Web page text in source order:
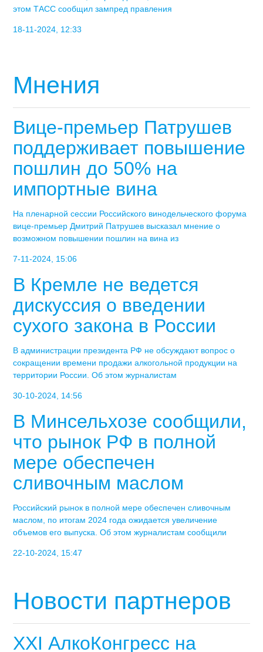
этом ТАСС сообщил зампред правления
18-11-2024, 12:33
Мнения
Вице-премьер Патрушев
поддерживает повышение
пошлин до 50% на
импортные вина
На пленарной сессии Российского винодельческого форума
вице-премьер Дмитрий Патрушев высказал мнение о
возможном повышении пошлин на вина из
7-11-2024, 15:06
В Кремле не ведется
дискуссия о введении
сухого закона в России
В администрации президента РФ не обсуждают вопрос о
сокращении времени продажи алкогольной продукции на
территории России. Об этом журналистам
30-10-2024, 14:56
В Минсельхозе сообщили,
что рынок РФ в полной
мере обеспечен
сливочным маслом
Российский рынок в полной мере обеспечен сливочным
маслом, по итогам 2024 года ожидается увеличение
объемов его выпуска. Об этом журналистам сообщили
22-10-2024, 15:47
Новости партнеров
XXI АлкоКонгресс на